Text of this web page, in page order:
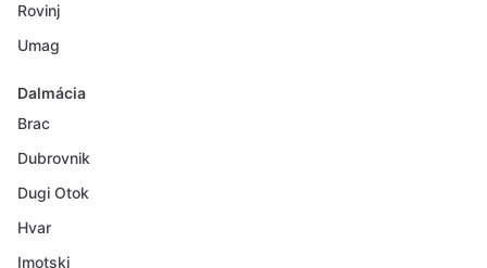
Rovinj
Umag
Dalmácia
Brac
Dubrovnik
Dugi Otok
Hvar
Imotski